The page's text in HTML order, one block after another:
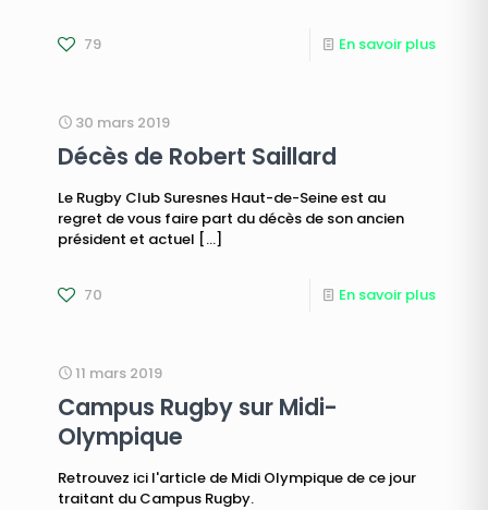
79 En savoir plus
30 mars 2019
Décès de Robert Saillard
Le Rugby Club Suresnes Haut-de-Seine est au
regret de vous faire part du décès de son ancien
président et actuel […]
70 En savoir plus
11 mars 2019
Campus Rugby sur Midi-
Olympique
Retrouvez ici l'article de Midi Olympique de ce jour
traitant du Campus Rugby.